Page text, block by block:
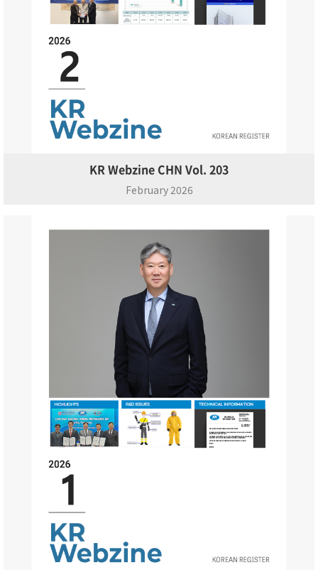
KR Webzine CHN Vol. 203
February 2026